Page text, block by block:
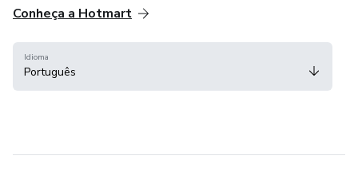
Conheça a Hotmart
Idioma
Português